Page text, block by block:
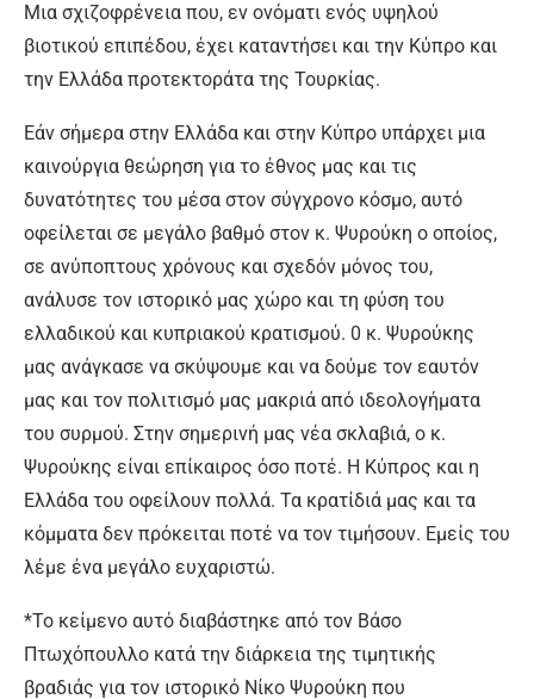
Μια σχιζοφρένεια που, εν ονόματι ενός υψηλού
βιοτικού επιπέδου, έχει καταντήσει και την Κύπρο και
την Ελλάδα προτεκτοράτα της Τουρκίας.
Εάν σήμερα στην Ελλάδα και στην Κύπρο υπάρχει μια
καινούργια θεώρηση για το έθνος μας και τις
δυνατότητες του μέσα στον σύγχρονο κόσμο, αυτό
οφείλεται σε μεγάλο βαθμό στον κ. Ψυρούκη ο οποίος,
σε ανύποπτους χρόνους και σχεδόν μόνος του,
ανάλυσε τον ιστορικό μας χώρο και τη φύση του
ελλαδικού και κυπριακού κρατισμού. 0 κ. Ψυρούκης
μας ανάγκασε να σκύψουμε και να δούμε τον εαυτόν
μας και τον πολιτισμό μας μακριά από ιδεολογήματα
του συρμού. Στην σημερινή μας νέα σκλαβιά, ο κ.
Ψυρούκης είναι επίκαιρος όσο ποτέ. Η Κύπρος και η
Ελλάδα του οφείλουν πολλά. Τα κρατίδιά μας και τα
κόμματα δεν πρόκειται ποτέ να τον τιμήσουν. Εμείς του
λέμε ένα μεγάλο ευχαριστώ.
*Το κείμενο αυτό διαβάστηκε από τον Βάσο
Πτωχόπουλλο κατά την διάρκεια της τιμητικής
βραδιάς για τον ιστορικό Νίκο Ψυρούκη που